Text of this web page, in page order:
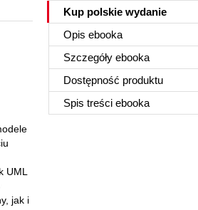
Kup polskie wydanie
Opis ebooka
Szczegóły ebooka
Dostępność produktu
Spis treści ebooka
UML
jak i